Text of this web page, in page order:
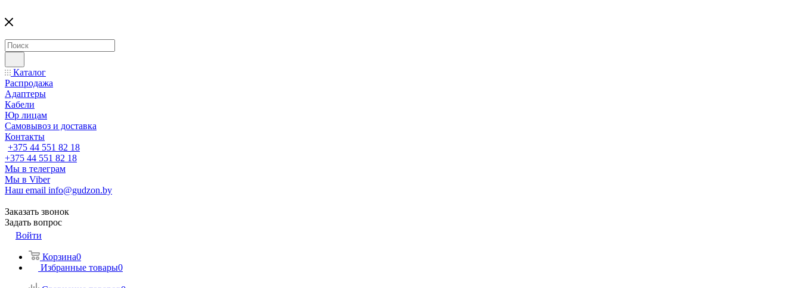
Каталог
Распродажа
Адаптеры
Кабели
Юр лицам
Самовывоз и доставка
Контакты
+375 44 551 82 18
+375 44 551 82 18
Мы в телеграм
Мы в Viber
Наш email info@gudzon.by
Заказать звонок
Задать вопрос
Войти
Корзина0
Избранные товары0